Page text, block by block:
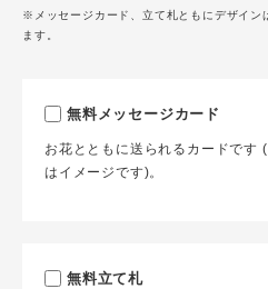
※メッセージカード、立て札ともにデザイン
ます。
無料メッセージカード
お花とともに送られるカードです
はイメージです)。
無料立て札